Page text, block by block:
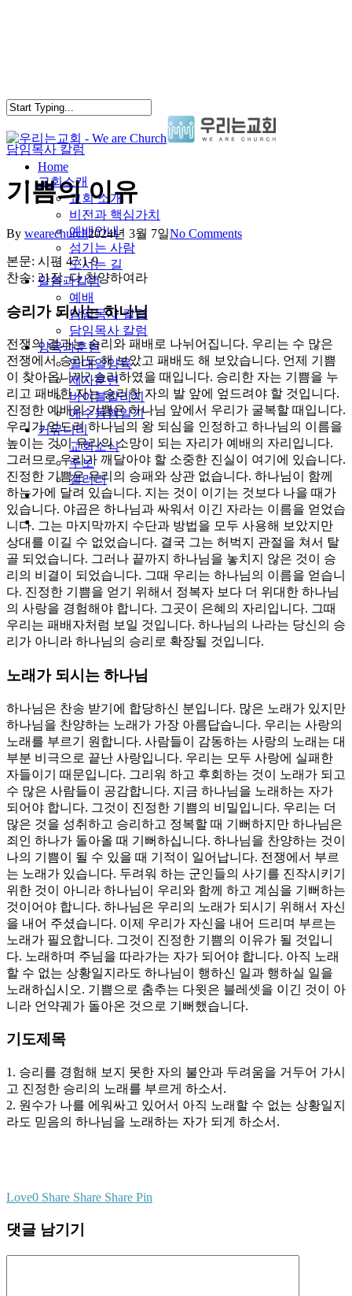
search
Menu
Home
교회소개
교회 소개
비전과 핵심가치
예배안내
섬기는 사람
오시는 길
말씀과칼럼
예배
담임목사 칼럼
담임목사 칼럼
양육과훈련
일대일양육
제자훈련
바이블칼리지
예수동행일기
커뮤니티
교회소식
주보
갤러리
youtube
soundcloud
search
담임목사 칼럼
기쁨의 이유
By wearechurch2024년 3월 7일No Comments
본문: 시편 47:1-9
찬송: 21장. 다 찬양하여라
승리가 되시는 하나님
전쟁의 결과는 승리와 패배로 나뉘어집니다. 우리는 수 많은
전쟁에서 승리도 해 보았고 패배도 해 보았습니다. 언제 기쁨
이 찾아옵니까? 승리하였을 때입니다. 승리한 자는 기쁨을 누
리고 패배한 자는 승리한 자의 발 앞에 엎드려야 할 것입니다.
진정한 예배의 기쁨은 하나님 앞에서 우리가 굴복할 때입니다.
우리가 엎드려 하나님의 왕 되심을 인정하고 하나님의 이름을
높이는 것이 우리의 소망이 되는 자리가 예배의 자리입니다.
그러므로 우리가 깨달아야 할 소중한 진실이 여기에 있습니다.
진정한 기쁨은 우리의 승패와 상관 없습니다. 하나님이 함께
하는가에 달려 있습니다. 지는 것이 이기는 것보다 나을 때가
있습니다. 야곱은 하나님과 싸워서 이긴 자라는 이름을 얻었습
니다. 그는 마지막까지 수단과 방법을 모두 사용해 보았지만
상대를 이길 수 없었습니다. 결국 그는 허벅지 관절을 쳐서 탈
골 되었습니다. 그러나 끝까지 하나님을 놓치지 않은 것이 승
리의 비결이 되었습니다. 그때 우리는 하나님의 이름을 얻습니
다. 진정한 기쁨을 얻기 위해서 정복자 보다 더 위대한 하나님
의 사랑을 경험해야 합니다. 그곳이 은혜의 자리입니다. 그때
우리는 패배자처럼 보일 것입니다. 하나님의 나라는 당신의 승
리가 아니라 하나님의 승리로 확장될 것입니다.
노래가 되시는 하나님
하나님은 찬송 받기에 합당하신 분입니다. 많은 노래가 있지만
하나님을 찬양하는 노래가 가장 아름답습니다. 우리는 사랑의
노래를 부르기 원합니다. 사람들이 감동하는 사랑의 노래는 대
부분 비극으로 끝난 사랑입니다. 우리는 모두 사랑에 실패한
자들이기 때문입니다. 그리워 하고 후회하는 것이 노래가 되고
수 많은 사람들이 공감합니다. 지금 하나님을 노래하는 자가
되어야 합니다. 그것이 진정한 기쁨의 비밀입니다. 우리는 더
많은 것을 성취하고 승리하고 정복할 때 기뻐하지만 하나님은
죄인 하나가 돌아올 때 기뻐하십니다. 하나님을 찬양하는 것이
나의 기쁨이 될 수 있을 때 기적이 일어납니다. 전쟁에서 부르
는 노래가 있습니다. 두려워 하는 군인들의 사기를 진작시키기
위한 것이 아니라 하나님이 우리와 함께 하고 계심을 기뻐하는
것이어야 합니다. 하나님은 우리의 노래가 되시기 위해서 자신
을 내어 주셨습니다. 이제 우리가 자신을 내어 드리며 부르는
노래가 필요합니다. 그것이 진정한 기쁨의 이유가 될 것입니
다. 노래하며 주님을 따라가는 자가 되어야 합니다. 아직 노래
할 수 없는 상황일지라도 하나님이 행하신 일과 행하실 일을
노래하십시오. 기쁨으로 춤추는 다윗은 블레셋을 이긴 것이 아
니라 언약궤가 돌아온 것으로 기뻐했습니다.
기도제목
1. 승리를 경험해 보지 못한 자의 불안과 두려움을 거두어 가시
고 진정한 승리의 노래를 부르게 하소서.
2. 원수가 나를 에워싸고 있어서 아직 노래할 수 없는 상황일지
라도 믿음의 하나님을 노래하는 자가 되게 하소서.
Love0 Share Share Share Pin
댓글 남기기